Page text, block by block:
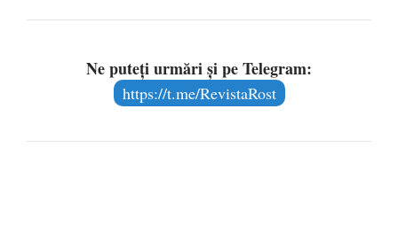
Ne puteți urmări și pe Telegram:
https://t.me/RevistaRost